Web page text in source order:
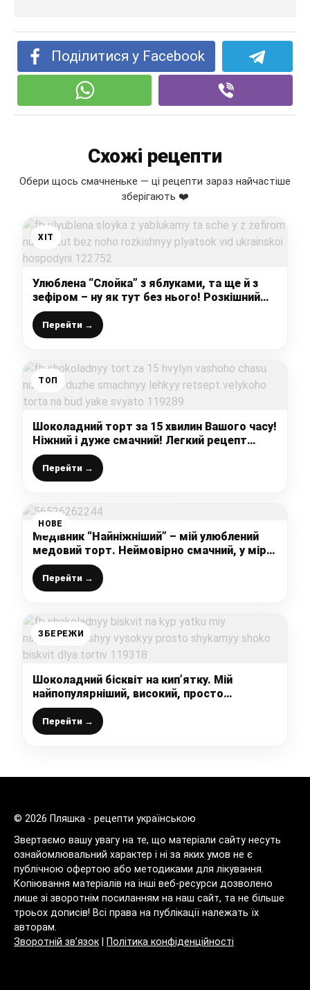
Поділитися у Facebook
Схожі рецепти
Обери щось смачненьке — ці рецепти зараз найчастіше
зберігають ❤️
ХІТ
Улюблена “Слойка” з яблуками, та ще й з
зефіром – ну як тут без нього! Розкішний
пляцок від української господині!
Перейти →
ТОП
Шоколадний торт за 15 хвилин Вашого часу!
Ніжний і дуже смачний! Легкий рецепт
великого торта на будь-яке свято!
Перейти →
НОВЕ
Медівник “Найніжніший” – мій улюблений
медовий торт. Неймовірно смачний, у міру
солодкий, з вираженим медовим смаком
Перейти →
ЗБЕРЕЖИ
Шоколадний бісквіт на кип’ятку. Мій
найпопулярніший, високий, просто
шикарний шоко-бісквіт для тортів
Перейти →
© 2026 Пляшка - рецепти українською
Звертаємо вашу увагу на те, що матеріали сайту несуть
ознайомлювальний характер і ні за яких умов не є
публічною офертою або методиками для лікування.
Копіювання матеріалів на інші веб-ресурси дозволено
лише зі зворотнім посиланням на наш сайт, та не більше
троьох дописів! Всі права на публікації належать їх
авторам.
Зворотній зв’язок
Політика конфіденційності